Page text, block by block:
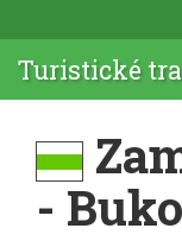
Turistické
-